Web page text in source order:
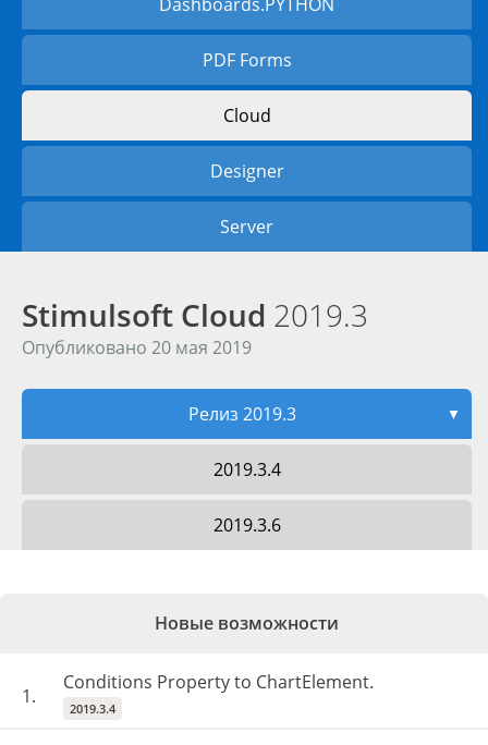
PDF Forms
Cloud
Designer
Server
Stimulsoft Cloud 2019.3
Опубликовано 20 мая 2019
Релиз 2019.3 ▼
2019.3.4
2019.3.6
Новые возможности
1.
Conditions Property to ChartElement.
2019.3.4